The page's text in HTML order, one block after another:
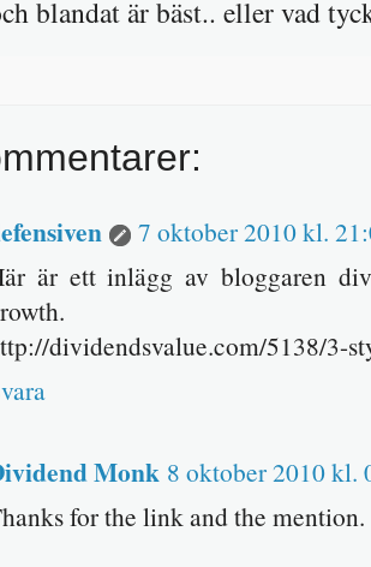
blandat är bäst.. eller vad
7 oktober 2010 kl.
är ett inlägg av bloggaren
dividendsvalue.com/5138/3-
Monk 8 oktober 2010 kl.
for the link and the mention.